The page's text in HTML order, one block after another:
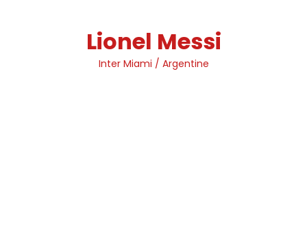
Lionel Messi
Inter Miami / Argentine